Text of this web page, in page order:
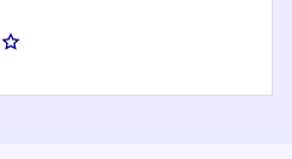
: AIDE-SOIGNANT D.E H/F -